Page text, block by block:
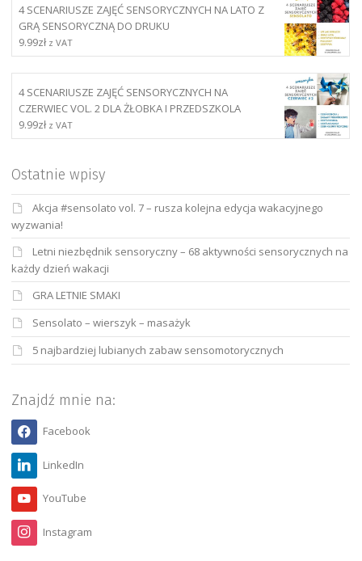
4 SCENARIUSZE ZAJĘĆ SENSORYCZNYCH NA LATO Z
GRĄ SENSORYCZNĄ DO DRUKU
9.99zł z VAT
4 SCENARIUSZE ZAJĘĆ SENSORYCZNYCH NA
CZERWIEC VOL. 2 DLA ŻŁOBKA I PRZEDSZKOLA
9.99zł z VAT
Ostatnie wpisy
Akcja #sensolato vol. 7 – rusza kolejna edycja wakacyjnego
wyzwania!
Letni niezbędnik sensoryczny – 68 aktywności sensorycznych na
każdy dzień wakacji
GRA LETNIE SMAKI
Sensolato – wierszyk – masażyk
5 najbardziej lubianych zabaw sensomotorycznych
Znajdź mnie na:
Facebook
LinkedIn
YouTube
Instagram